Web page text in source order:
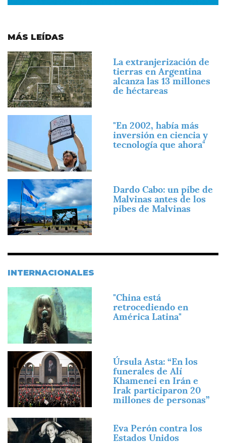
MÁS LEÍDAS
Imagen
La extranjerización de
tierras en Argentina
alcanza las 13 millones
de héctareas
"En 2002, había más
inversión en ciencia y
tecnología que ahora"
Imagen
Dardo Cabo: un pibe de
Malvinas antes de los
pibes de Malvinas
INTERNACIONALES
"China está
retrocediendo en
América Latina"
Imagen
Úrsula Asta: “En los
funerales de Alí
Khamenei en Irán e
Irak participaron 20
millones de personas”
Imagen
Eva Perón contra los
Estados Unidos